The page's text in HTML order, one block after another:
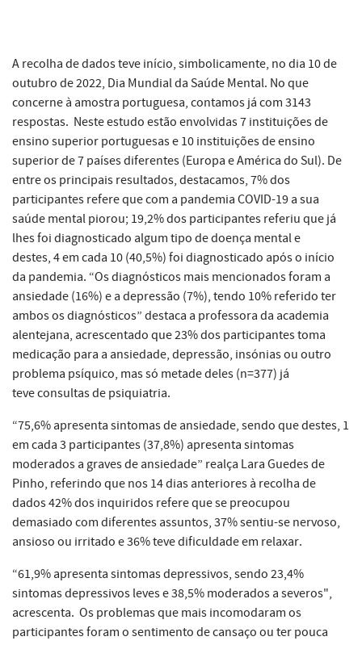
A recolha de dados teve início, simbolicamente, no dia 10 de
outubro de 2022, Dia Mundial da Saúde Mental. No que
concerne à amostra portuguesa, contamos já com 3143
respostas. Neste estudo estão envolvidas 7 instituições de
ensino superior portuguesas e 10 instituições de ensino
superior de 7 países diferentes (Europa e América do Sul). De
entre os principais resultados, destacamos, 7% dos
participantes refere que com a pandemia COVID-19 a sua
saúde mental piorou; 19,2% dos participantes referiu que já
lhes foi diagnosticado algum tipo de doença mental e
destes, 4 em cada 10 (40,5%) foi diagnosticado após o início
da pandemia. “Os diagnósticos mais mencionados foram a
ansiedade (16%) e a depressão (7%), tendo 10% referido ter
ambos os diagnósticos” destaca a professora da academia
alentejana, acrescentado que 23% dos participantes toma
medicação para a ansiedade, depressão, insónias ou outro
problema psíquico, mas só metade deles (n=377) já
teve consultas de psiquiatria.
“75,6% apresenta sintomas de ansiedade, sendo que destes, 1
em cada 3 participantes (37,8%) apresenta sintomas
moderados a graves de ansiedade” realça Lara Guedes de
Pinho, referindo que nos 14 dias anteriores à recolha de
dados 42% dos inquiridos refere que se preocupou
demasiado com diferentes assuntos, 37% sentiu-se nervoso,
ansioso ou irritado e 36% teve dificuldade em relaxar.
“61,9% apresenta sintomas depressivos, sendo 23,4%
sintomas depressivos leves e 38,5% moderados a severos",
acrescenta. Os problemas que mais incomodaram os
participantes foram o sentimento de cansaço ou ter pouca